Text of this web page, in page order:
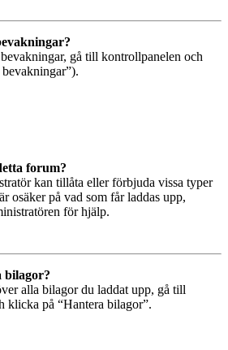
gå till kontrollpanelen och
forum?
kan tillåta eller förbjuda vissa typer
osäker på vad som får laddas upp,
för hjälp.
bilagor?
alla bilagor du laddat upp, gå till
klicka på “Hantera bilagor”.